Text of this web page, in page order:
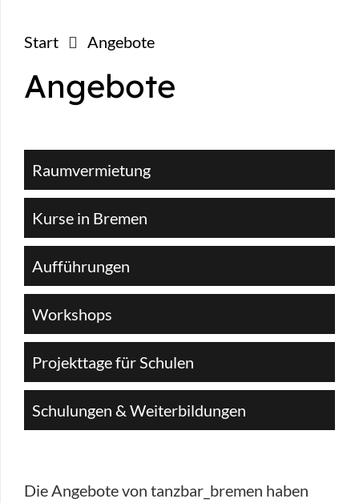
Start Angebote
Angebote
Raumvermietung
Kurse in Bremen
Aufführungen
Workshops
Projekttage für Schulen
Schulungen & Weiterbildungen
Die Angebote von tanzbar_bremen haben